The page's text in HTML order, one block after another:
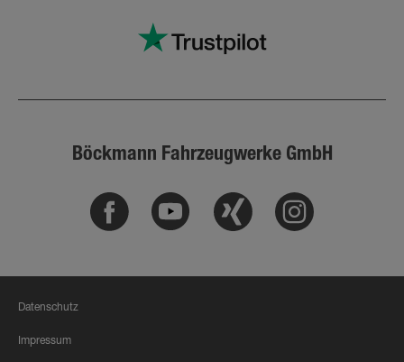
Böckmann Fahrzeugwerke GmbH
Facebook Youtube Xing Instagram
Datenschutz
Impressum